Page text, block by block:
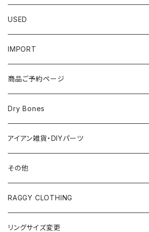
USED
IMPORT
商品ご予約ページ
Dry Bones
アイアン雑貨・DIYパーツ
その他
RAGGY CLOTHING
リングサイズ変更